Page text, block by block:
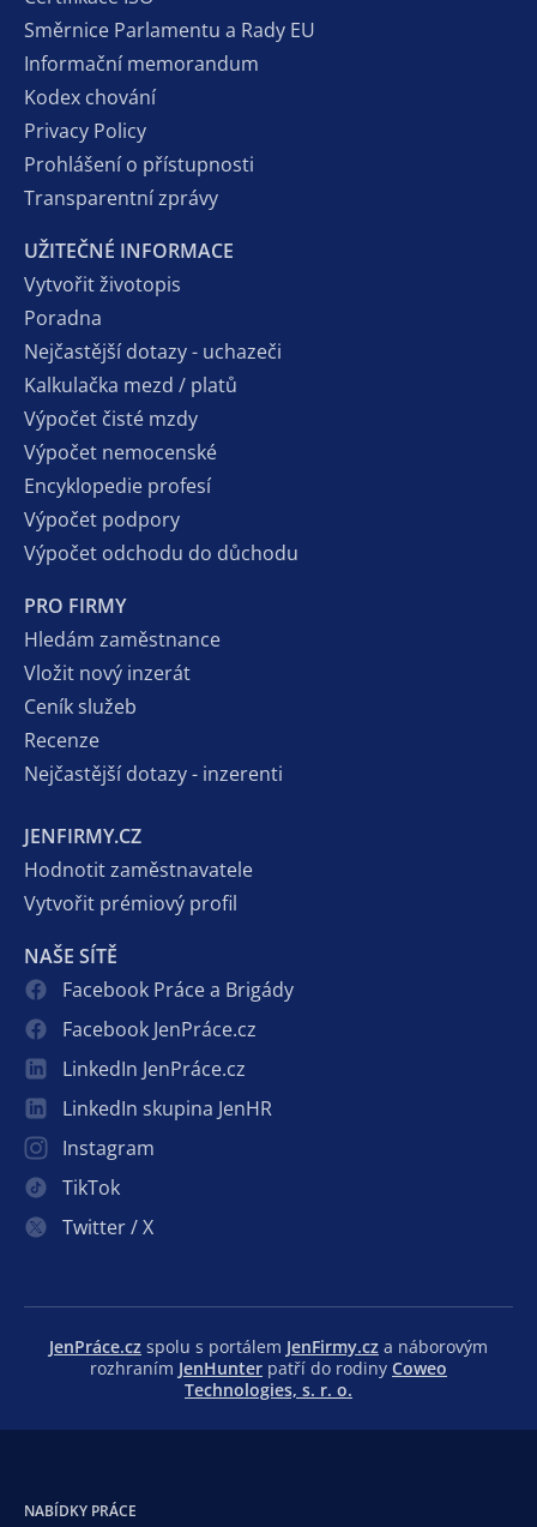
Směrnice Parlamentu a Rady EU
Informační memorandum
Kodex chování
Privacy Policy
Prohlášení o přístupnosti
Transparentní zprávy
UŽITEČNÉ INFORMACE
Vytvořit životopis
Poradna
Nejčastější dotazy - uchazeči
Kalkulačka mezd / platů
Výpočet čisté mzdy
Výpočet nemocenské
Encyklopedie profesí
Výpočet podpory
Výpočet odchodu do důchodu
PRO FIRMY
Hledám zaměstnance
Vložit nový inzerát
Ceník služeb
Recenze
Nejčastější dotazy - inzerenti
JENFIRMY.CZ
Hodnotit zaměstnavatele
Vytvořit prémiový profil
NAŠE SÍTĚ
Facebook Práce a Brigády
Facebook JenPráce.cz
LinkedIn JenPráce.cz
LinkedIn skupina JenHR
Instagram
TikTok
Twitter / X
JenPráce.cz spolu s portálem JenFirmy.cz a náborovým
rozhraním JenHunter patří do rodiny Coweo
Technologies, s. r. o.
NABÍDKY PRÁCE